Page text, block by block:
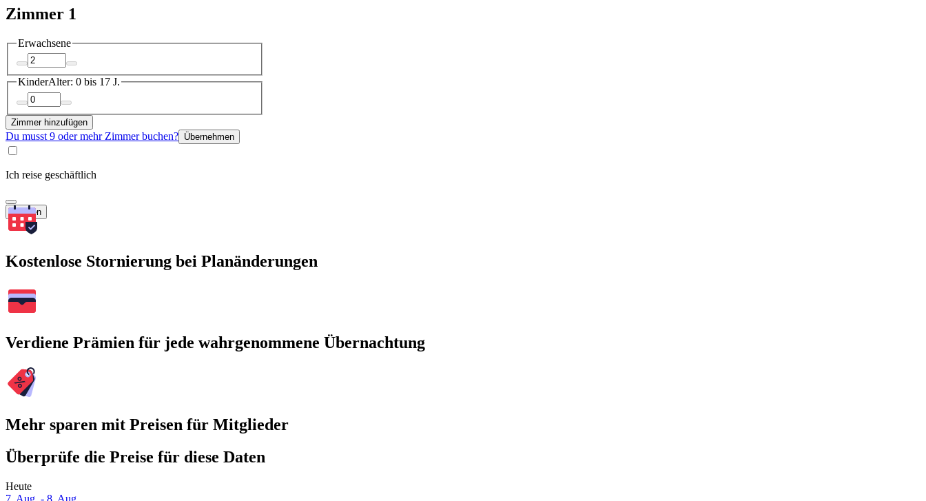
Zimmer 1
Erwachsene
KinderAlter: 0 bis 17 J.
Zimmer hinzufügen
Du musst 9 oder mehr Zimmer buchen? Übernehmen
Ich reise geschäftlich
Suchen
Kostenlose Stornierung bei Planänderungen
Verdiene Prämien für jede wahrgenommene Übernachtung
Mehr sparen mit Preisen für Mitglieder
Überprüfe die Preise für diese Daten
Heute